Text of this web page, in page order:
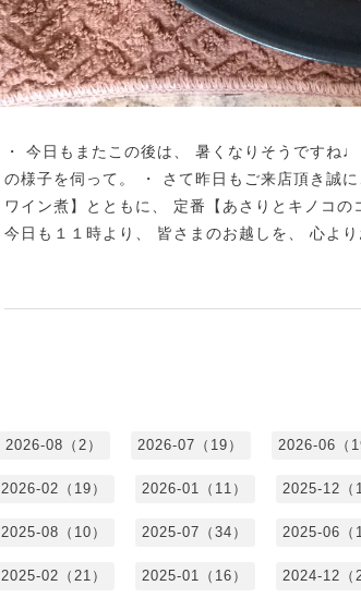
・ 今日もまたこの後は、 暑くなりそうです
の様子を伺って。 ・ さて昨日もご来店頂き誠
ワイン煮】とともに、 定番【あさりとキノコ
今日も１１時より、 皆さまのお越しを、 心よ
2026-08（2） 2026-07（19） 2026-06（
2026-02（19） 2026-01（11） 2025-12（
2025-08（10） 2025-07（34） 2025-06（
2025-02（21） 2025-01（16） 2024-12（